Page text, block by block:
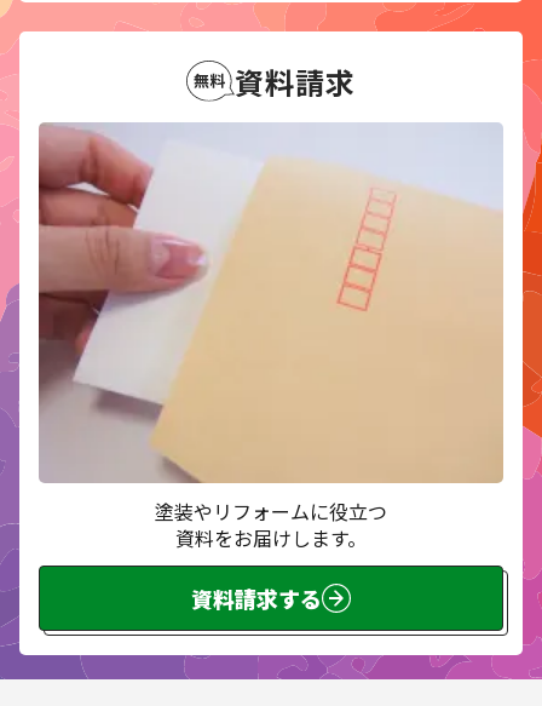
資料請求
塗装やリフォームに役立つ
資料をお届けします。
資料請求する